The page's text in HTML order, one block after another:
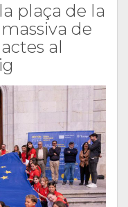
plaça de la
de
al